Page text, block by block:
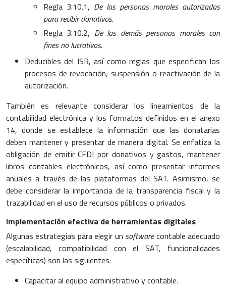
Regla 3.10.1, De las personas morales autorizadas
para recibir donativos.
Regla 3.10.2, De las demás personas morales con
fines no lucrativos.
Deducibles del ISR, así como reglas que especifican los
procesos de revocación, suspensión o reactivación de la
autorización.
También es relevante considerar los lineamientos de la
contabilidad electrónica y los formatos definidos en el anexo
14, donde se establece la información que las donatarias
deben mantener y presentar de manera digital. Se enfatiza la
obligación de emitir CFDI por donativos y gastos, mantener
libros contables electrónicos, así como presentar informes
anuales a través de las plataformas del SAT. Asimismo, se
debe considerar la importancia de la transparencia fiscal y la
trazabilidad en el uso de recursos públicos o privados.
Implementación efectiva de herramientas digitales
Algunas estrategias para elegir un softwarecontable adecuado
(escalabilidad, compatibilidad con el SAT, funcionalidades
específicas) son las siguientes:
Capacitar al equipo administrativo y contable.